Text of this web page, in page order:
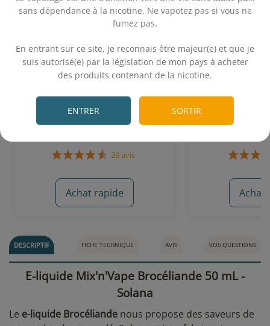
sans dépendance à la nicotine. Ne vapotez pas si vous ne
fumez pas.
En entrant sur ce site, je reconnais être majeur(e) et que je
suis autorisé(e) par la législation de mon pays à acheter
des produits contenant de la nicotine.
ENTRER SORTIR
Caramel au Beurre Salé 10 mL -
Caramel au beurre salé
39 avis
Achat rapide
Brain Dead
Achat
DESCRIPTIF FICHE TECHNIQUE AVIS VOS QUESTIONS
E-liquide Mix'n'Vape Brocéliande 50 mL -
Solana
Le e-liquide Brocéliande nous propose des saveurs de